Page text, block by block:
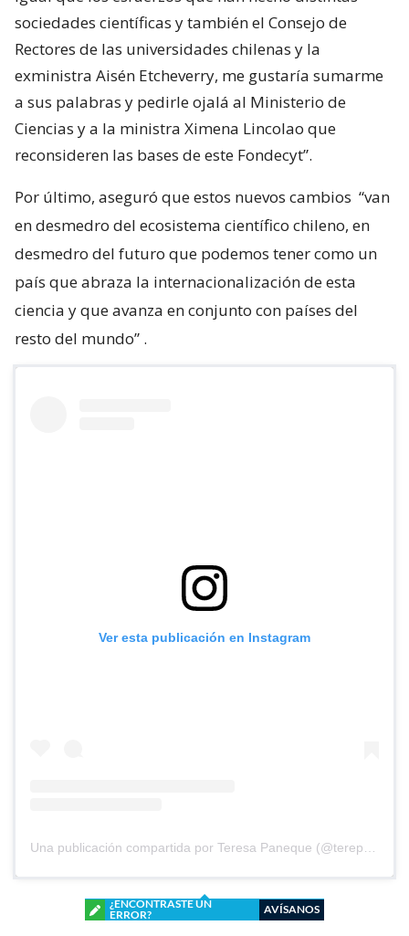
sociedades científicas y también el Consejo de
Rectores de las universidades chilenas y la
exministra Aisén Etcheverry, me gustaría sumarme
a sus palabras y pedirle ojalá al Ministerio de
Ciencias y a la ministra Ximena Lincolao que
reconsideren las bases de este Fondecyt”.
Por último, aseguró que estos nuevos cambios “van
en desmedro del ecosistema científico chileno, en
desmedro del futuro que podemos tener como un
país que abraza la internacionalización de esta
ciencia y que avanza en conjunto con países del
resto del mundo” .
Ver esta publicación en Instagram
Una publicación compartida por Teresa Paneque (@terepaneque)
¿ENCONTRASTE UN
ERROR?
AVÍSANOS